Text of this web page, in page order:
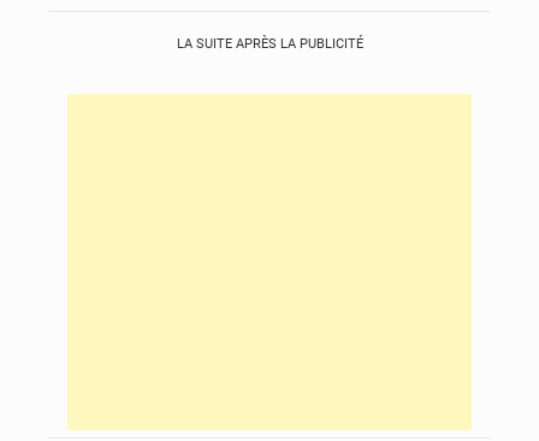
LA SUITE APRÈS LA PUBLICITÉ